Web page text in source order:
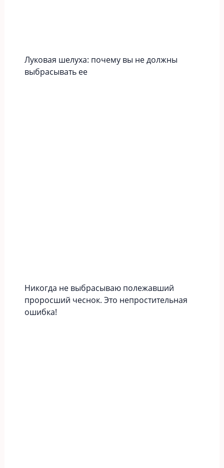
Луковая шелуха: почему вы не должны
выбрасывать ее
Никогда не выбрасываю полежавший
проросший чеснок. Это непростительная
ошибка!